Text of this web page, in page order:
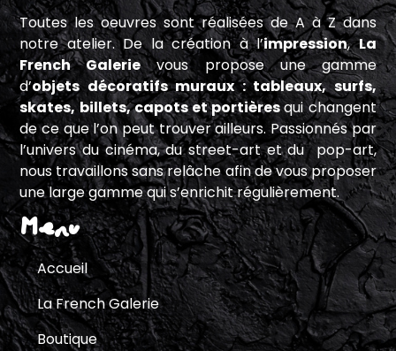
Toutes les oeuvres sont réalisées de A à Z dans
notre atelier. De la création à l’impression,La
French Galerievous propose une gamme
d’objets décoratifs muraux : tableaux, surfs,
skates, billets, capots et portièresqui changent
de ce que l’on peut trouver ailleurs. Passionnés par
l’univers du cinéma, du street-art et du pop-art,
nous travaillons sans relâche afin de vous proposer
une large gamme qui s’enrichit régulièrement.
Menu
Accueil
La French Galerie
Boutique